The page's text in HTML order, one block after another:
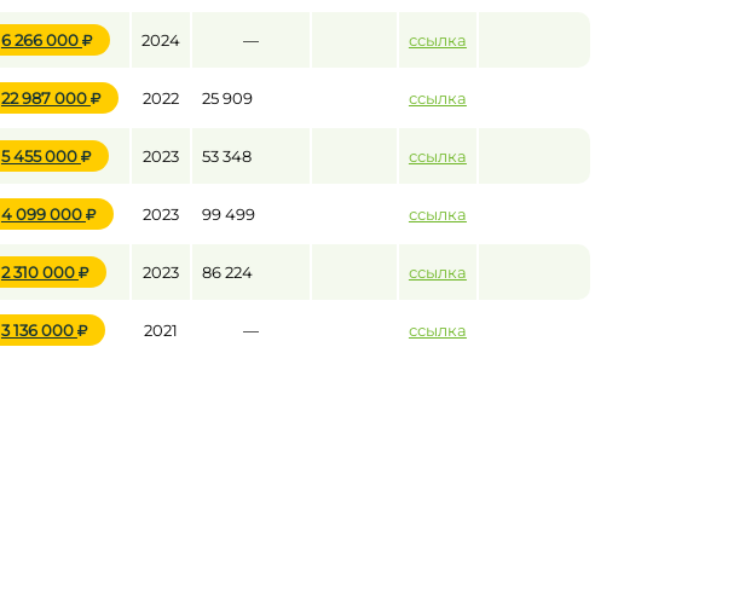
6 266 000 2024 — ссылка
22 987 000 2022 25 909 ссылка
5 455 000 2023 53 348 ссылка
4 099 000 2023 99 499 ссылка
2 310 000 2023 86 224 ссылка
3 136 000 2021 — ссылка